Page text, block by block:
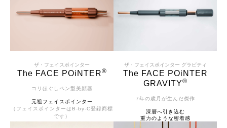
ザ・フェイスポインター
The FACE POiNTER®
コリほぐしペン型美顔器
元祖フェイスポインター
（フェイスポインターはB-by-C登録商標
です）
ザ・フェイスポインター グラビティ
The FACE POiNTER
GRAVITY®
7年の歳月が生んだ傑作
深層へ引き込む
重力のような密着感